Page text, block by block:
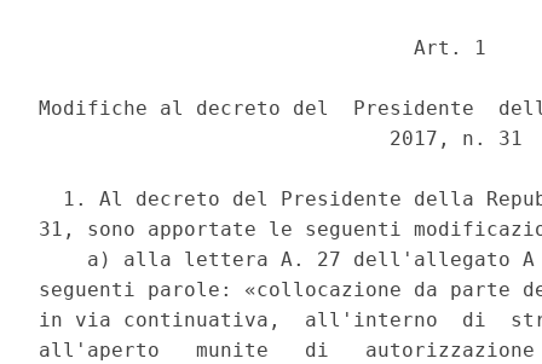
                               Art. 1
Modifiche al decreto del  Presidente
                             2017, n. 31
1. Al decreto del Presidente della
31, sono apportate le seguenti
a) alla lettera A. 27 dell'allegato
seguenti parole: «collocazione da parte
in via continuativa,  all'interno  di
all'aperto   munite   di